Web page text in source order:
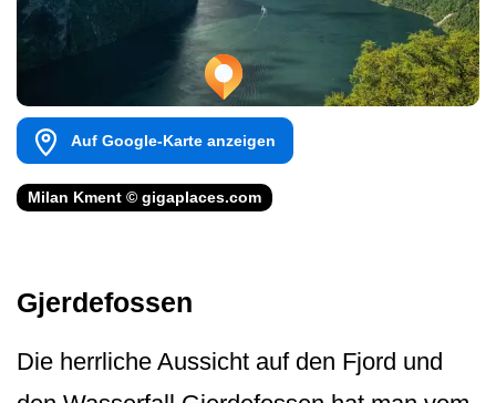
Auf Google-Karte anzeigen
Milan Kment © gigaplaces.com
Gjerdefossen
Die herrliche Aussicht auf den Fjord und